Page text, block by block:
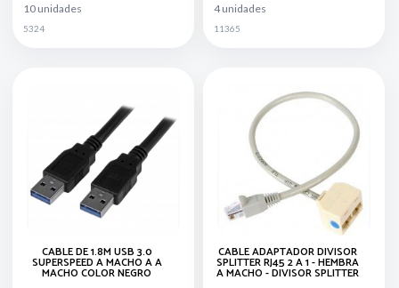
10 unidades
5324
4 unidades
11365
CABLE DE 1.8M USB 3.0
SUPERSPEED A MACHO A A
MACHO COLOR NEGRO
CABLE ADAPTADOR DIVISOR
SPLITTER RJ45 2 A 1 - HEMBRA
A MACHO - DIVISOR SPLITTER